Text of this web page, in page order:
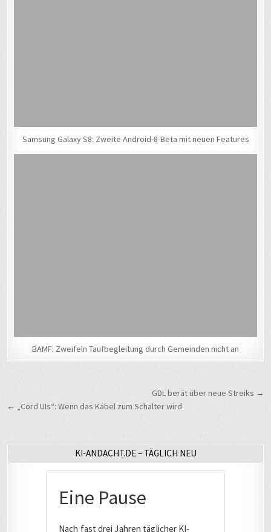
Samsung Galaxy S8: Zweite Android-8-Beta mit neuen Features
BAMF: Zweifeln Taufbegleitung durch Gemeinden nicht an
GDL berät über neue Streiks →
← „Cord UIs“: Wenn das Kabel zum Schalter wird
KI-ANDACHT.DE – TÄGLICH NEU